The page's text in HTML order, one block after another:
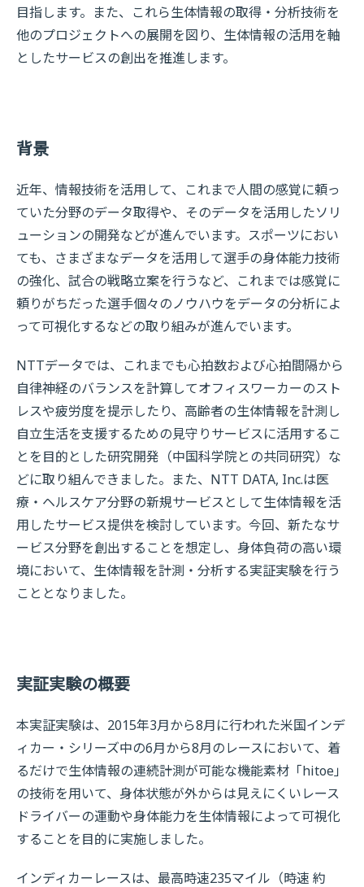
目指します。また、これら生体情報の取得・分析技術を
他のプロジェクトへの展開を図り、生体情報の活用を軸
としたサービスの創出を推進します。
背景
近年、情報技術を活用して、これまで人間の感覚に頼っ
ていた分野のデータ取得や、そのデータを活用したソリ
ューションの開発などが進んでいます。スポーツにおい
ても、さまざまなデータを活用して選手の身体能力技術
の強化、試合の戦略立案を行うなど、これまでは感覚に
頼りがちだった選手個々のノウハウをデータの分析によ
って可視化するなどの取り組みが進んでいます。
NTTデータでは、これまでも心拍数および心拍間隔から
自律神経のバランスを計算してオフィスワーカーのスト
レスや疲労度を提示したり、高齢者の生体情報を計測し
自立生活を支援するための見守りサービスに活用するこ
とを目的とした研究開発（中国科学院との共同研究）な
どに取り組んできました。また、NTT DATA, Inc.は医
療・ヘルスケア分野の新規サービスとして生体情報を活
用したサービス提供を検討しています。今回、新たなサ
ービス分野を創出することを想定し、身体負荷の高い環
境において、生体情報を計測・分析する実証実験を行う
こととなりました。
実証実験の概要
本実証実験は、2015年3月から8月に行われた米国インデ
ィカー・シリーズ中の6月から8月のレースにおいて、着
るだけで生体情報の連続計測が可能な機能素材「hitoe」
の技術を用いて、身体状態が外からは見えにくいレース
ドライバーの運動や身体能力を生体情報によって可視化
することを目的に実施しました。
インディカーレースは、最高時速235マイル（時速 約